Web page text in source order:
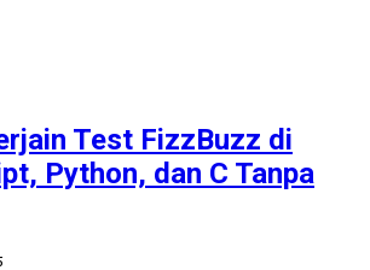
Test FizzBuzz di
Python, dan C Tanpa